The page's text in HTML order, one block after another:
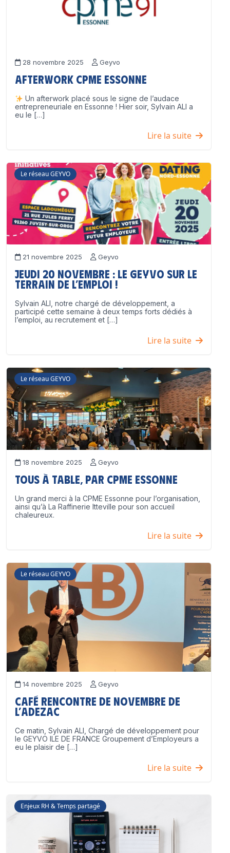
28 novembre 2025 Geyvo
Afterwork CPME Essonne
Un afterwork placé sous le signe de l’audace
entrepreneuriale en Essonne ! Hier soir, Sylvain ALI a
eu le […]
Lire la suite
Le réseau GEYVO
21 novembre 2025 Geyvo
Jeudi 20 novembre : le GEYVO sur le
terrain de l’emploi !
Sylvain ALI, notre chargé de développement, a
participé cette semaine à deux temps forts dédiés à
l’emploi, au recrutement et […]
Lire la suite
Le réseau GEYVO
18 novembre 2025 Geyvo
Tous à table, par CPME Essonne
Un grand merci à la CPME Essonne pour l’organisation,
ainsi qu’à La Raffinerie Itteville pour son accueil
chaleureux.
Lire la suite
Le réseau GEYVO
14 novembre 2025 Geyvo
Café Rencontre de Novembre de
l’ADEZAC
Ce matin, Sylvain ALI, Chargé de développement pour
le GEYVO ILE DE FRANCE Groupement d’Employeurs a
eu le plaisir de […]
Lire la suite
Enjeux RH & Temps partagé